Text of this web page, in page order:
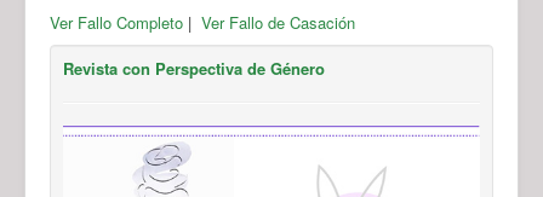
Ver Fallo Completo | Ver Fallo de Casación
Revista con Perspectiva de Género